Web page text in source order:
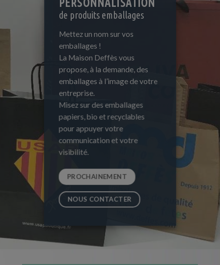
PERSONNALISATION
de produits emballages
Mettez un nom sur vos
emballages !
La Maison Deffès vous
propose, à la demande, des
emballages à l’image de votre
entreprise.
Misez sur des emballages
papiers, bio et recyclables
pour appuyer votre
communication et votre
visibilité.
PROCHAINEMENT
NOUS CONTACTER